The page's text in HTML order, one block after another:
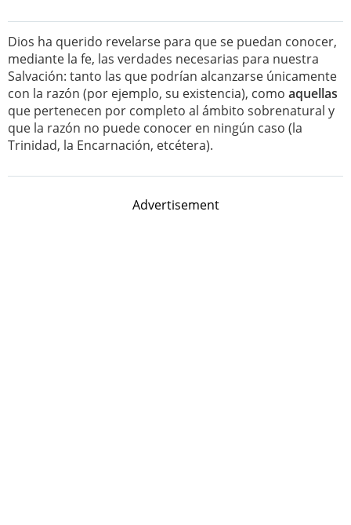
Dios ha querido revelarse para que se puedan conocer,
mediante la fe, las verdades necesarias para nuestra
Salvación: tanto las que podrían alcanzarse únicamente
con la razón (por ejemplo, su existencia), como aquellas
que pertenecen por completo al ámbito sobrenatural y
que la razón no puede conocer en ningún caso (la
Trinidad, la Encarnación, etcétera).
Advertisement